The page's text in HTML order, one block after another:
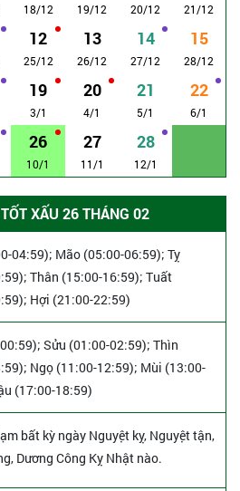
18/12 19/12 20/12 21/12
12
25/12
13
26/12
14
27/12
15
28/12
19
3/1
20
4/1
21
5/1
22
6/1
26
10/1
27
11/1
28
12/1
XẤU 26 THÁNG 02
04:59); Mão (05:00-06:59); Tỵ
Thân (15:00-16:59); Tuất
Hợi (21:00-22:59)
Sửu (01:00-02:59); Thìn
Ngọ (11:00-12:59); Mùi (13:00-
(17:00-18:59)
bất kỳ ngày Nguyệt kỵ, Nguyệt tận,
Dương Công Kỵ Nhật nào.